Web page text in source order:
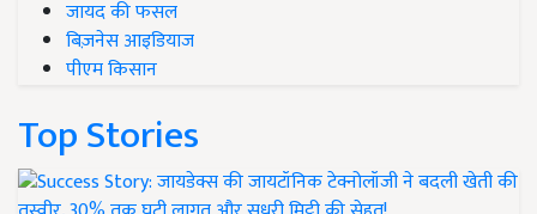
जायद की फसल
बिज़नेस आइडियाज
पीएम किसान
Top Stories